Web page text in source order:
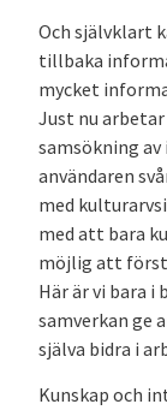
Och självklart
tillbaka
mycket
Just nu
samsökning
användaren
med
med att bara
möjlig att
Här är vi bara i
samverkan ge
själva bidra i
Kunskap och